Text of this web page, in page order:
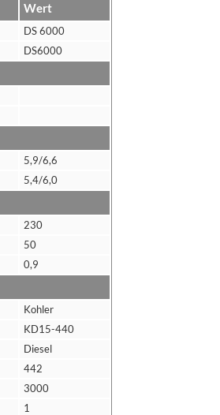
Wert
DS 6000
DS6000
5,9/6,6
5,4/6,0
230
50
0,9
Kohler
KD15-440
Diesel
442
3000
1